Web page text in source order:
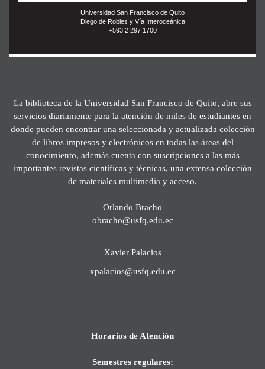
Universidad San Francisco de Quito
Diego de Robles y Vía Interoceánica
+593 2 297 1700
La biblioteca de la Universidad San Francisco de Quito, abre sus
servicios diariamente para la atención de miles de estudiantes en
donde pueden encontrar una seleccionada y actualizada colección
de libros impresos y electrónicos en todas las áreas del
conocimiento, además cuenta con suscripciones a las más
importantes revistas científicas y técnicas, una extensa colección
de materiales multimedia y acceso.
Orlando Bracho
obracho@usfq.edu.ec
Xavier Palacios
xpalacios@usfq.edu.ec
Horarios de Atención
Semestres regulares: